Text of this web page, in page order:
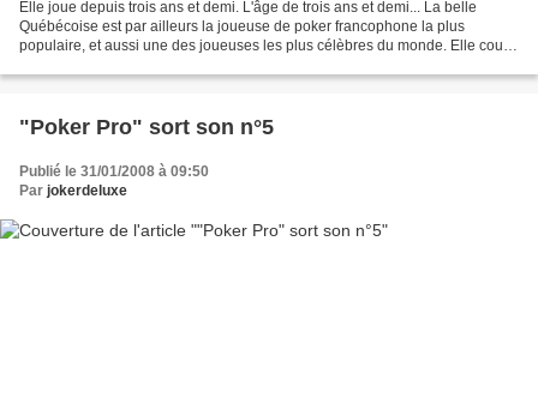
Elle joue depuis trois ans et demi. L'âge de trois ans et demi... La belle
Québécoise est par ailleurs la joueuse de poker francophone la plus
populaire, et aussi une des joueuses les plus célèbres du monde. Elle court
"Poker Pro" sort son n°5
Publié le 31/01/2008 à 09:50
Par jokerdeluxe